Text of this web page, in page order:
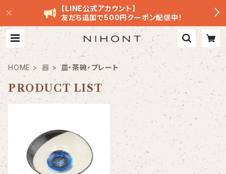
【LINE公式アカウント】
友だち追加で500円クーポン配信中！
HOME 器 皿・茶碗・プレート
PRODUCT LIST